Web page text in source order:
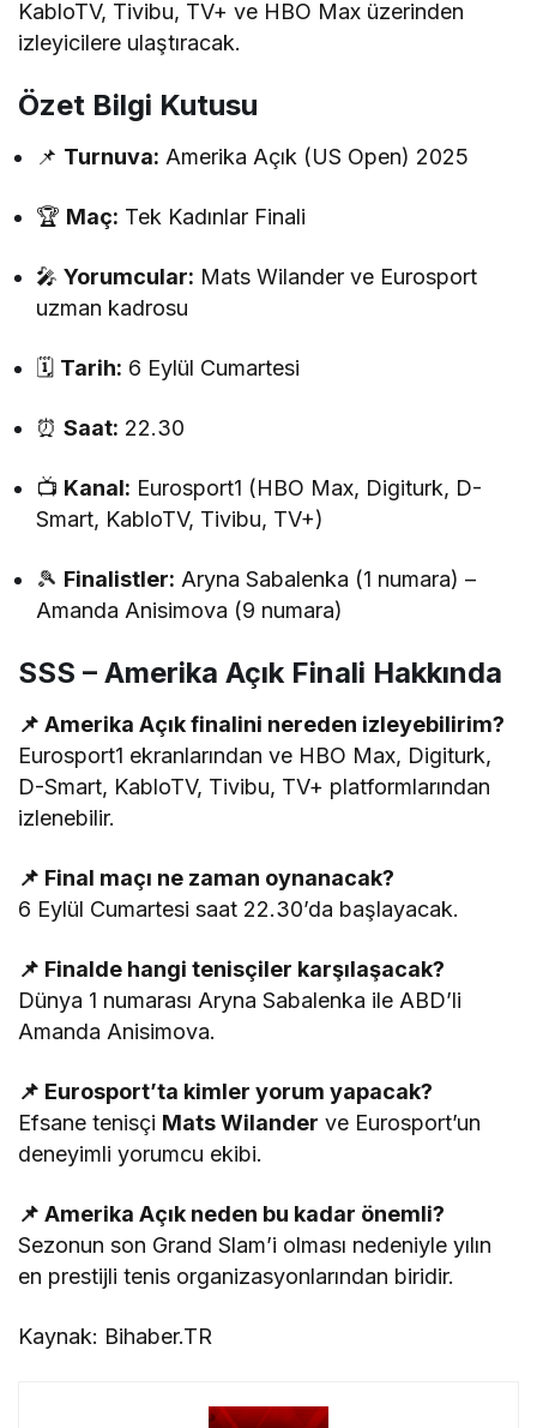
KabloTV, Tivibu, TV+ ve HBO Max üzerinden
izleyicilere ulaştıracak.
Özet Bilgi Kutusu
📌 Turnuva: Amerika Açık (US Open) 2025
🏆 Maç: Tek Kadınlar Finali
🎤Yorumcular: Mats Wilander ve Eurosport
uzman kadrosu
🗓️ Tarih: 6 Eylül Cumartesi
⏰Saat: 22.30
📺 Kanal: Eurosport1 (HBO Max, Digiturk, D-
Smart, KabloTV, Tivibu, TV+)
🎾 Finalistler: Aryna Sabalenka (1 numara) –
Amanda Anisimova (9 numara)
SSS – Amerika Açık Finali Hakkında
📌 Amerika Açık finalini nereden izleyebilirim?
Eurosport1 ekranlarından ve HBO Max, Digiturk,
D-Smart, KabloTV, Tivibu, TV+ platformlarından
izlenebilir.
📌 Final maçı ne zaman oynanacak?
6 Eylül Cumartesi saat 22.30’da başlayacak.
📌 Finalde hangi tenisçiler karşılaşacak?
Dünya 1 numarası Aryna Sabalenka ile ABD’li
Amanda Anisimova.
📌 Eurosport’ta kimler yorum yapacak?
Efsane tenisçi Mats Wilander ve Eurosport’un
deneyimli yorumcu ekibi.
📌 Amerika Açık neden bu kadar önemli?
Sezonun son Grand Slam’i olması nedeniyle yılın
en prestijli tenis organizasyonlarından biridir.
Kaynak: Bihaber.TR